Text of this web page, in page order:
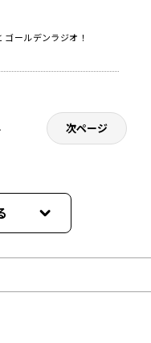
ゴールデンラジオ！
次ページ